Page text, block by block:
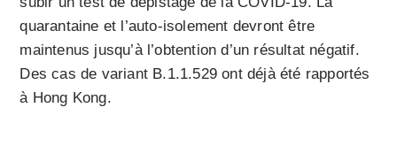
quarantaine et l’auto-isolement devront être
maintenus jusqu’à l’obtention d’un résultat négatif.
Des cas de variant B.1.1.529 ont déjà été rapportés
à Hong Kong.